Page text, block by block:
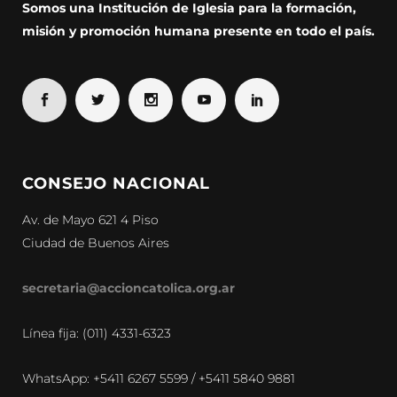
Somos una Institución de Iglesia para la formación,
misión y promoción humana presente en todo el país.
CONSEJO NACIONAL
Av. de Mayo 621 4 Piso
Ciudad de Buenos Aires
secretaria@accioncatolica.org.ar
Línea fija: (011) 4331-6323
WhatsApp: +5411 6267 5599 / +5411 5840 9881